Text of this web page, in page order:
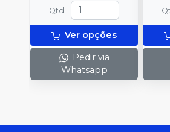
Qtd :
Ver opções
Pedir via
Whatsapp